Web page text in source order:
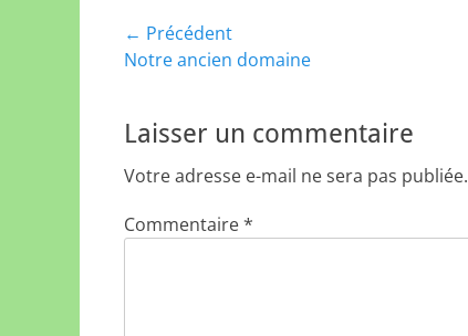
Navigation
de
l’article
← Précédent
Article
Notre ancien domaine
Laisser un commentaire
Votre adresse e-mail ne sera pas publiée.
Commentaire*